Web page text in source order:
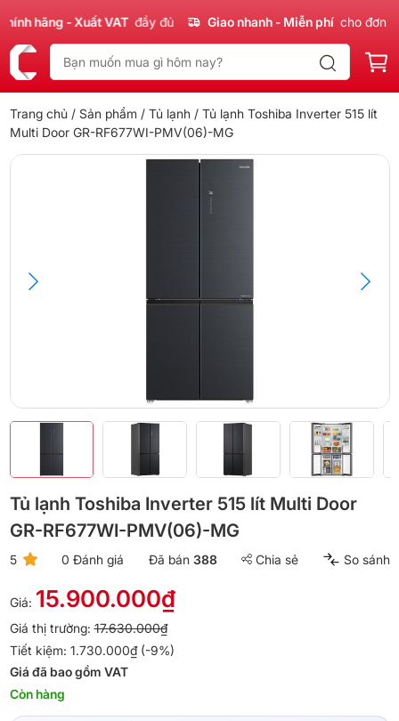
hãng - Xuất VAT đầy đủ Giao nhanh - Miễn phí cho đơn
Trang chủ / Sản phẩm / Tủ lạnh / Tủ lạnh Toshiba Inverter 515 lít
Multi Door GR-RF677WI-PMV(06)-MG
Tủ lạnh Toshiba Inverter 515 lít Multi Door
GR-RF677WI-PMV(06)-MG
5 0 Đánh giá Đã bán 388 Chia sẻ So sánh
Giá: 15.900.000₫
Giá thị trường:17.630.000₫
Tiết kiệm: 1.730.000₫ (-9%)
Giá đã bao gồm VAT
Còn hàng